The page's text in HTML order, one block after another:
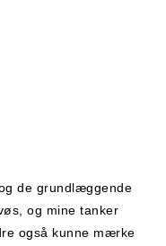
de grundlæggende
og mine tanker
også kunne mærke